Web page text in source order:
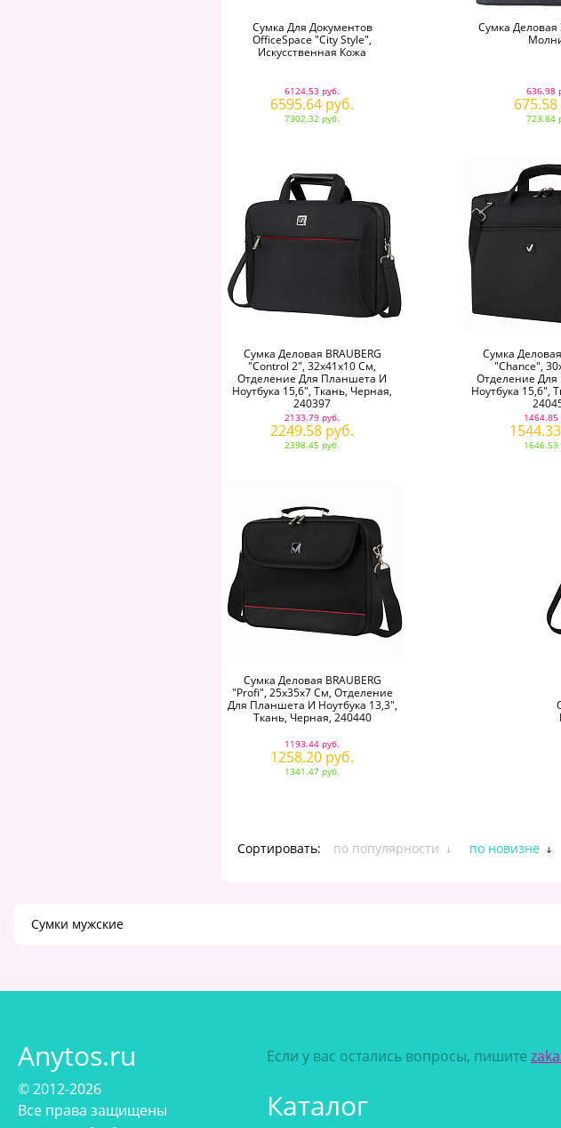
Сумка Для Документов
OfficeSpace "City Style",
Искусственная Кожа
6124.53 руб.
6595.64 руб.
7302.32 руб.
Сумка
636.98
723.84
Сумка Деловая BRAUBERG
"Control 2", 32х41х10 См,
Отделение Для Планшета И
Ноутбука 15,6", Ткань, Черная,
240397
2133.79 руб.
2249.58 руб.
2398.45 руб.
Сумка Деловая
"Chance",
Отделение
Ноутбука 15,6",
1464.85
1646.53
Сумка Деловая BRAUBERG
"Profi", 25х35х7 См, Отделение
Для Планшета И Ноутбука 13,3",
Ткань, Черная, 240440
1193.44 руб.
1258.20 руб.
1341.47 руб.
Сортировать:
по популярности по новизне
Сумки мужские
Anytos.ru
© 2012-2026
Все права защищены
Если у вас остались вопросы, пишите
Каталог